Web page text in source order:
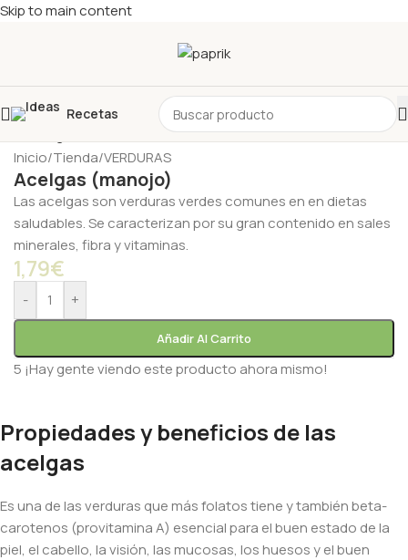
Skip to main content
Recetas
Inicio/Tienda/VERDURAS
Acelgas (manojo)
Las acelgas son verduras verdes comunes en en dietas
saludables. Se caracterizan por su gran contenido en sales
minerales, fibra y vitaminas.
1,79€
- +
Añadir Al Carrito
5 ¡Hay gente viendo este producto ahora mismo!
Propiedades y beneficios de las
acelgas
Es una de las verduras que más folatos tiene y también beta-
carotenos (provitamina A) esencial para el buen estado de la
piel, el cabello, la visión, las mucosas, los huesos y el buen